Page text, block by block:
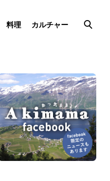
料理 カルチャー